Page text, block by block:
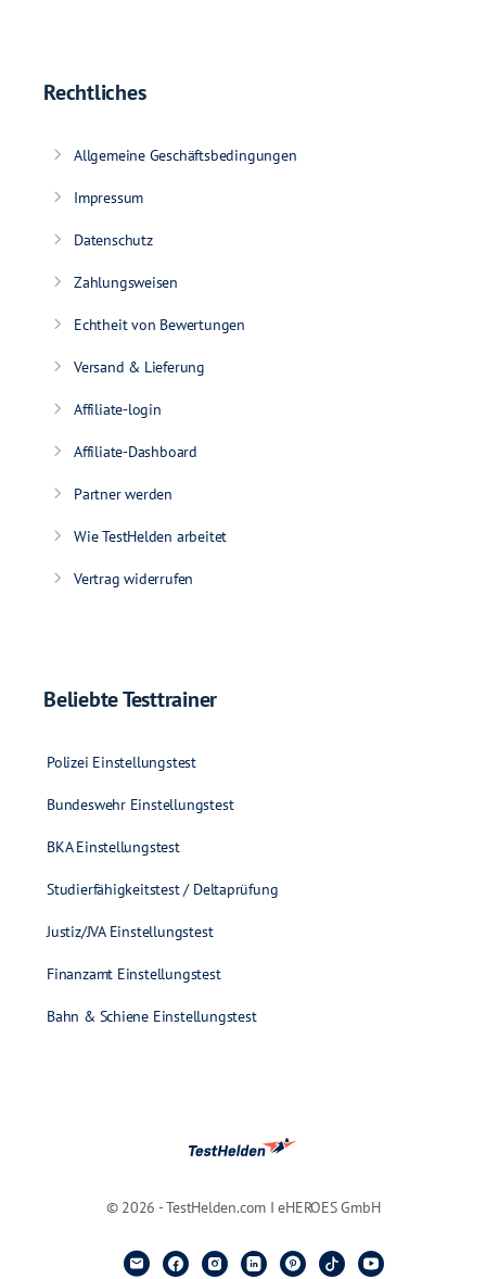
Rechtliches
Allgemeine Geschäftsbedingungen
Impressum
Datenschutz
Zahlungsweisen
Echtheit von Bewertungen
Versand & Lieferung
Affiliate-login
Affiliate-Dashboard
Partner werden
Wie TestHelden arbeitet
Vertrag widerrufen
Beliebte Testtrainer
Polizei Einstellungstest
Bundeswehr Einstellungstest
BKA Einstellungstest
Studierfähigkeitstest / Deltaprüfung
Justiz/JVA Einstellungstest
Finanzamt Einstellungstest
Bahn & Schiene Einstellungstest
© 2026 - TestHelden.com I eHEROES GmbH